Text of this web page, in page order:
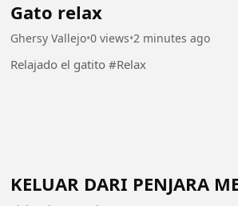
Gato relax
Ghersy Vallejo•0 views•2 minutes ago
Relajado el gatito #Relax
KELUAR DARI PENJARA